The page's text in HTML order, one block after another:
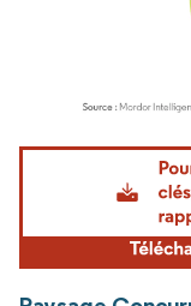
Image © Mordor